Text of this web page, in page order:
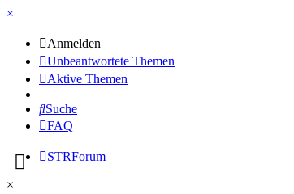
×
Anmelden
Unbeantwortete Themen
Aktive Themen
Suche
FAQ
STRForum
×